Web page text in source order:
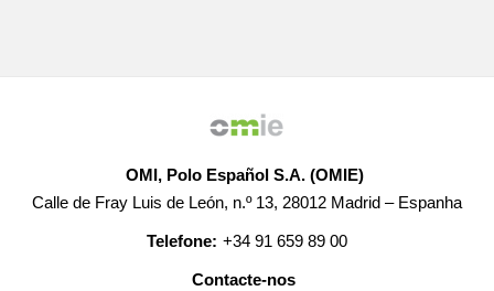
OMI, Polo Español S.A. (OMIE)
Calle de Fray Luis de León, n.º 13, 28012 Madrid – Espanha
Telefone: +34 91 659 89 00
Contacte-nos